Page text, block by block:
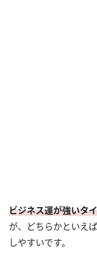
ビジネス運が強いタ
が、どちらかといえ
しやすいです。